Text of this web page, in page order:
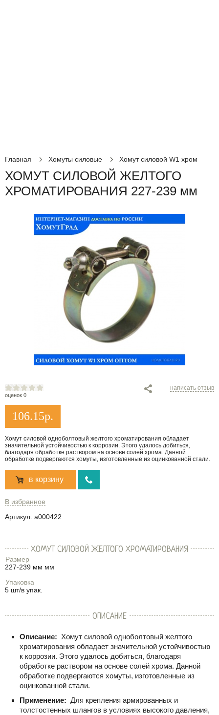
Главная Хомуты силовые Хомут силовой W1 хром
ХОМУТ СИЛОВОЙ ЖЕЛТОГО
ХРОМАТИРОВАНИЯ 227-239 мм
оценок 0
написать отзыв
106.15р.
Хомут силовой одноболтовый желтого хроматирования обладает
значительной устойчивостью к коррозии. Этого удалось добиться,
благодаря обработке раствором на основе солей хрома. Данной
обработке подвергаются хомуты, изготовленные из оцинкованной стали.
в корзину
В избранное
Артикул: a000422
ХОМУТ СИЛОВОЙ ЖЕЛТОГО ХРОМАТИРОВАНИЯ
Размер
227-239 мм мм
Упаковка
5 шт/в упак.
ОПИСАНИЕ
Описание: Хомут силовой одноболтовый желтого
хроматирования обладает значительной устойчивостью
к коррозии. Этого удалось добиться, благодаря
обработке раствором на основе солей хрома. Данной
обработке подвергаются хомуты, изготовленные из
оцинкованной стали.
Применение: Для крепления армированных и
толстостенных шлангов в условиях высокого давления,